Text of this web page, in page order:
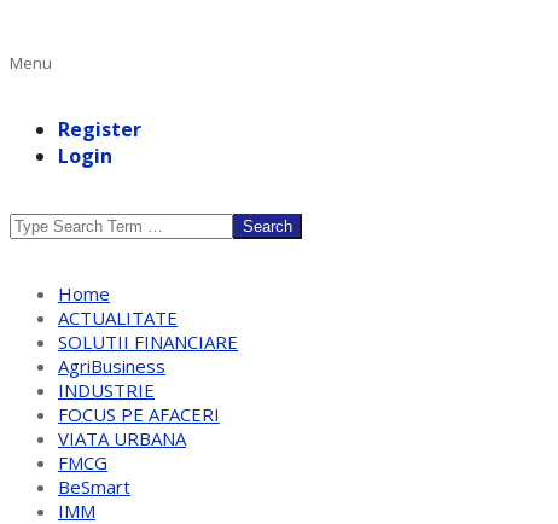
Primary
Menu
Register
Login
Search
Home
ACTUALITATE
SOLUTII FINANCIARE
AgriBusiness
INDUSTRIE
FOCUS PE AFACERI
VIATA URBANA
FMCG
BeSmart
IMM